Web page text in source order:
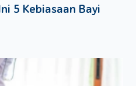
5 Kebiasaan Bayi